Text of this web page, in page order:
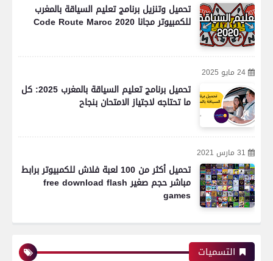
تحميل وتنزيل برنامج تعليم السياقة بالمغرب
للكمبيوتر مجانا Code Route Maroc 2020
24 مايو 2025
تحميل برنامج تعليم السياقة بالمغرب 2025: كل
ما تحتاجه لاجتياز الامتحان بنجاح
31 مارس 2021
تحميل أكثر من 100 لعبة فلاش للكمبيوتر برابط
مباشر حجم صغير free download flash
games
التسميات